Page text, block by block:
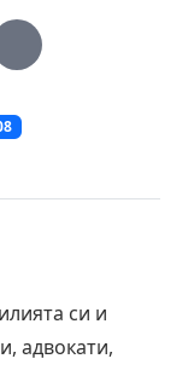
си и
адвокати,